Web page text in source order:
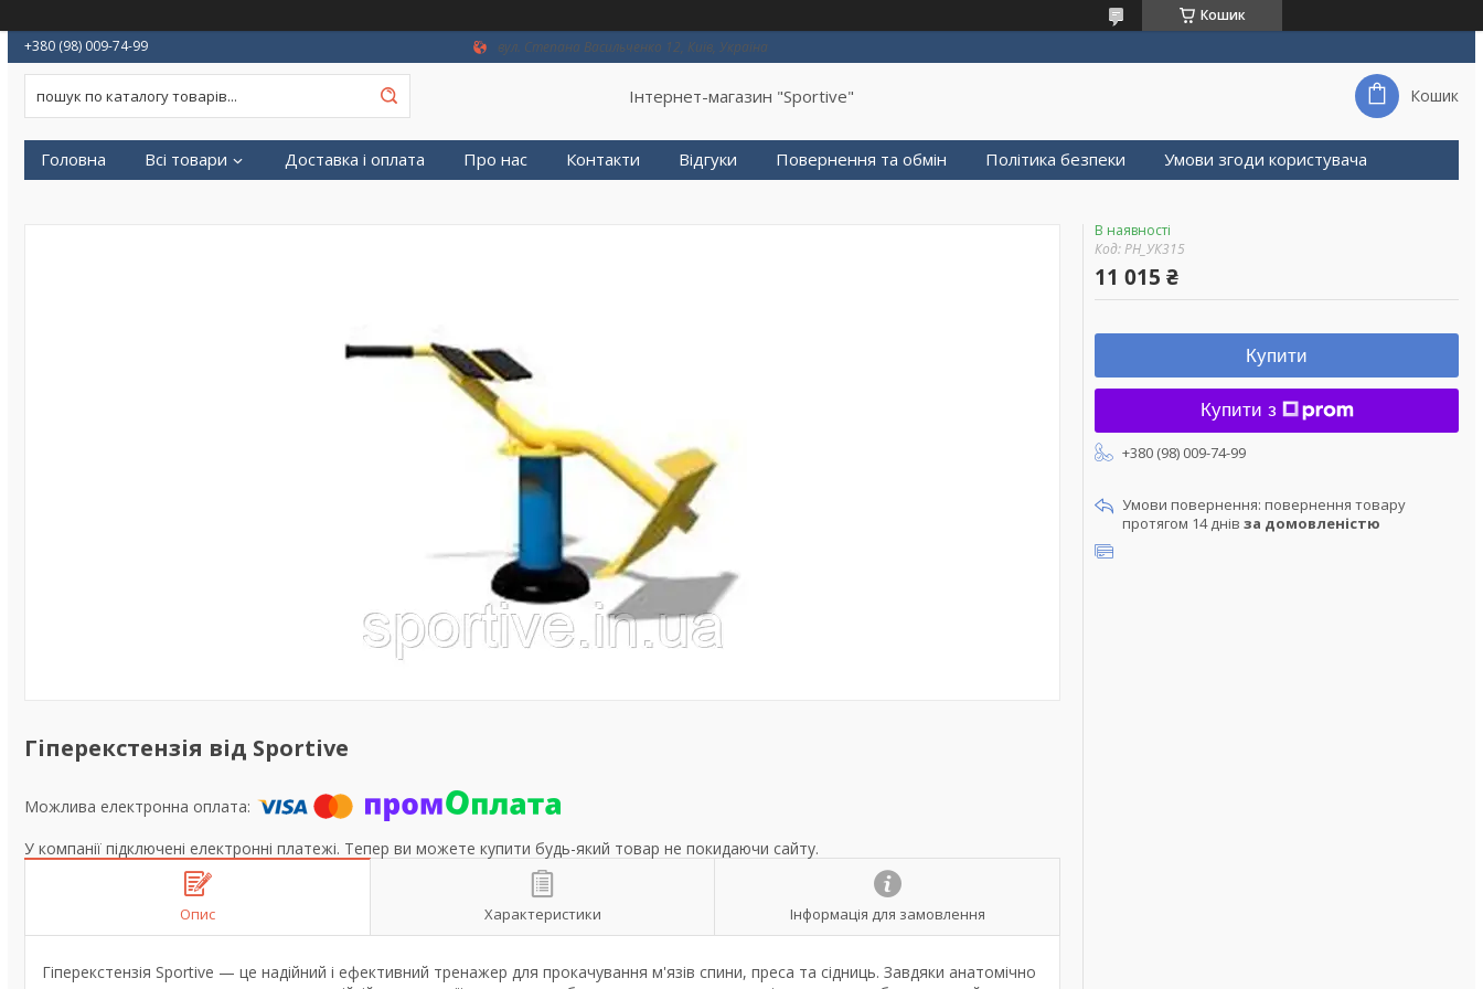
Кошик
+380 (98) 009-74-99
вул. Степана Васильченко 12, Київ, Україна
Інтернет-магазин "Sportive" Кошик
Головна Всі товари Доставка і оплата Про нас Контакти Відгуки Повернення та обмін Політика безпеки Умови згоди користувача
Гіперекстензія від Sportive
У компанії підключені електронні платежі. Тепер ви можете купити будь-який товар не покидаючи сайту.
Опис Характеристики Інформація для замовлення
Гіперекстензія Sportive — це надійний і ефективний тренажер для прокачування м'язів спини, преса та сідниць. Завдяки анатомічно
В наявності
Код:PH_УК315
11 015 ₴
Купити
Купити з
+380 (98) 009-74-99
повернення товару
протягом 14 днів за домовленістю